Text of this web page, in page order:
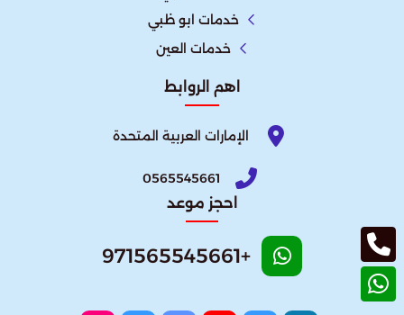
خدمات ابو ظبي
خدمات العين
اهم الروابط
الإمارات العربية المتحدة​
0565545661
احجز موعد
+971565545661